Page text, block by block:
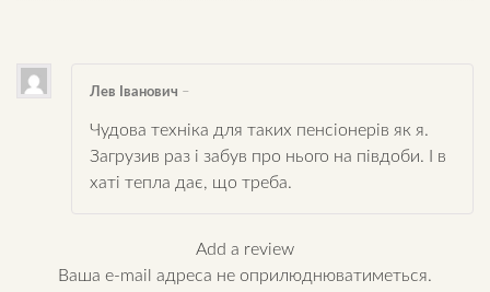
Лев Іванович –
Чудова техніка для таких пенсіонерів як я.
Загрузив раз і забув про нього на півдоби. І в
хаті тепла дає, що треба.
Add a review
Ваша e-mail адреса не оприлюднюватиметься.